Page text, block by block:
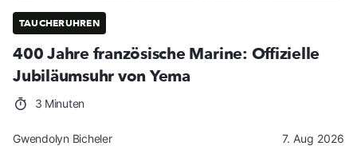
TAUCHERUHREN
400 Jahre französische Marine: Offizielle
Jubiläumsuhr von Yema
3 Minuten
Gwendolyn Bicheler 7. Aug 2026